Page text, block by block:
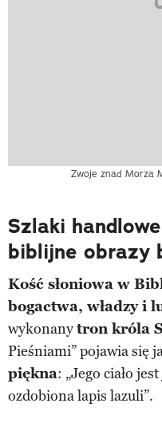
Zwoje znad Morza
Szlaki
biblijne obrazy
Kość słoniowa w
bogactwa, władzy i
wykonanytron króla
Pieśniami” pojawia się
piękna: „Jego ciało
ozdobiona lapis lazuli”.